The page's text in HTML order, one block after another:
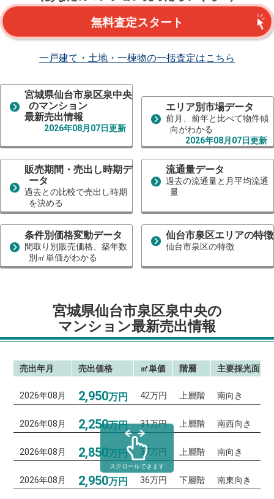
無料査定スタート
一戸建て・土地・一棟物の一括査定はこちら
宮城県仙台市泉区泉中央
のマンション
最新売出情報
2026年08月07日更新
エリア別市場データ
前月、前年と比べて物件傾
向がわかる
2026年08月07日更新
販売期間・売出し時期デ
ータ
過去との比較で売出し時期
を決める
流通量データ
過去の流通量と月平均流通
量
条件別価格変動データ
間取り別販売価格、築年数
別㎡単価がわかる
仙台市泉区エリアの特徴
仙台市泉区の特徴
宮城県仙台市泉区泉中央の
マンション最新売出情報
売出年月 売出価格 ㎡単価 階層 主要採光面
2026年08月 2,950万円 42万円 上層階 南向き
2026年08月 2,250万円 31万円 上層階 南西向き
2026年08月 2,850万円 37万円 上層階 南向き
2026年08月 2,950万円 36万円 下層階 南東向き
スクロールできます